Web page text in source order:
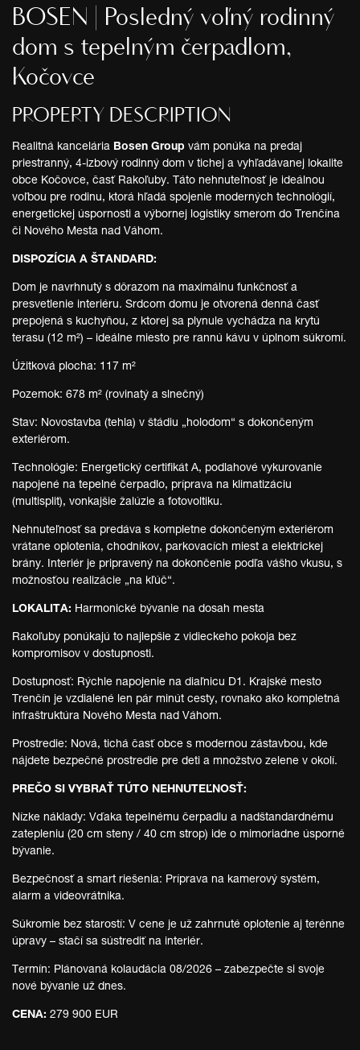
BOSEN | Posledný voľný rodinný
dom s tepelným čerpadlom,
Kočovce
PROPERTY DESCRIPTION
Realitná kancelária Bosen Group vám ponúka na predaj
priestranný, 4-izbový rodinný dom v tichej a vyhľadávanej lokalite
obce Kočovce, časť Rakoľuby. Táto nehnuteľnosť je ideálnou
voľbou pre rodinu, ktorá hľadá spojenie moderných technológií,
energetickej úspornosti a výbornej logistiky smerom do Trenčína
či Nového Mesta nad Váhom.
DISPOZÍCIA A ŠTANDARD:
Dom je navrhnutý s dôrazom na maximálnu funkčnosť a
presvetlenie interiéru. Srdcom domu je otvorená denná časť
prepojená s kuchyňou, z ktorej sa plynule vychádza na krytú
terasu (12 m²) – ideálne miesto pre rannú kávu v úplnom súkromí.
Úžitková plocha: 117 m²
Pozemok: 678 m² (rovinatý a slnečný)
Stav: Novostavba (tehla) v štádiu „holodom“ s dokončeným
exteriérom.
Technológie: Energetický certifikát A, podlahové vykurovanie
napojené na tepelné čerpadlo, príprava na klimatizáciu
(multisplit), vonkajšie žalúzie a fotovoltiku.
Nehnuteľnosť sa predáva s kompletne dokončeným exteriérom
vrátane oplotenia, chodníkov, parkovacích miest a elektrickej
brány. Interiér je pripravený na dokončenie podľa vášho vkusu, s
možnosťou realizácie „na kľúč“.
LOKALITA: Harmonické bývanie na dosah mesta
Rakoľuby ponúkajú to najlepšie z vidieckeho pokoja bez
kompromisov v dostupnosti.
Dostupnosť: Rýchle napojenie na diaľnicu D1. Krajské mesto
Trenčín je vzdialené len pár minút cesty, rovnako ako kompletná
infraštruktúra Nového Mesta nad Váhom.
Prostredie: Nová, tichá časť obce s modernou zástavbou, kde
nájdete bezpečné prostredie pre deti a množstvo zelene v okolí.
PREČO SI VYBRAŤ TÚTO NEHNUTEĽNOSŤ:
Nízke náklady: Vďaka tepelnému čerpadlu a nadštandardnému
zatepleniu (20 cm steny / 40 cm strop) ide o mimoriadne úsporné
bývanie.
Bezpečnosť a smart riešenia: Príprava na kamerový systém,
alarm a videovrátnika.
Súkromie bez starostí: V cene je už zahrnuté oplotenie aj terénne
úpravy – stačí sa sústrediť na interiér.
Termín: Plánovaná kolaudácia 08/2026 – zabezpečte si svoje
nové bývanie už dnes.
CENA: 279 900 EUR